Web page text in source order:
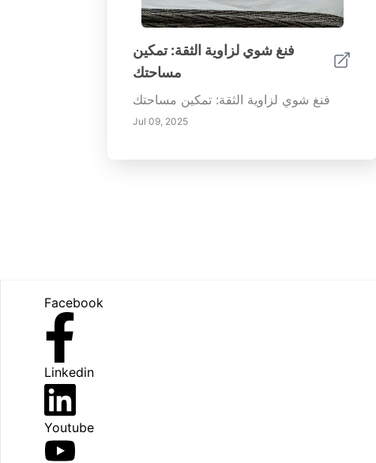
فنغ شوي لزاوية الثقة: تمكين
مساحتك
فنغ شوي لزاوية الثقة: تمكين مساحتك
Jul 09, 2025
Facebook
Linkedin
Youtube